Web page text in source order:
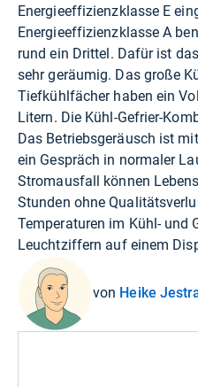
Energieeffizienzklasse E
Energieeffizienzklasse A
rund ein Drittel. Dafür ist
sehr geräumig. Das große
Tiefkühlfächer haben ein
Litern. Die Kühl-​Gefrier-​
Das Betriebsgeräusch ist
ein Gespräch in normaler
Stromausfall können
Stunden ohne
Temperaturen im Kühl- und
Leuchtziffern auf einem
von Heike